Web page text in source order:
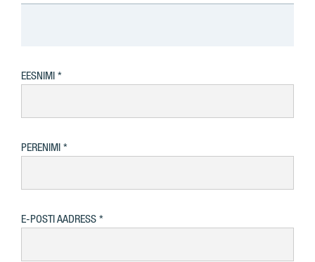
EESNIMI
PERENIMI
E-POSTI AADRESS